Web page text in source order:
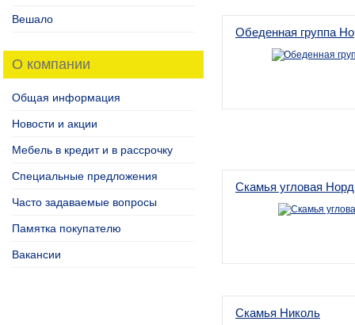
Вешало
О компании
Общая информация
Новости и акции
Мебель в кредит и в рассрочку
Специальные предложения
Часто задаваемые вопросы
Памятка покупателю
Вакансии
Обеденная группа
Скамья угловая Норд
Cкамья Николь